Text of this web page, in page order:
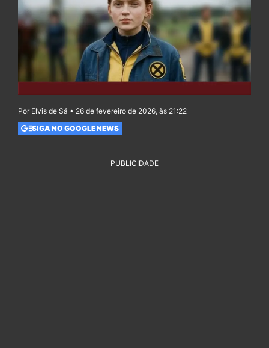
Por Elvis de Sá • 26 de fevereiro de 2026, às 21:22
SIGA NO GOOGLE NEWS
PUBLICIDADE